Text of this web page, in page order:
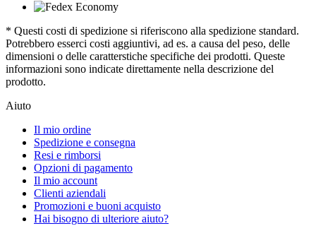
* Questi costi di spedizione si riferiscono alla spedizione standard.
Potrebbero esserci costi aggiuntivi, ad es. a causa del peso, delle
dimensioni o delle caratterstiche specifiche dei prodotti. Queste
informazioni sono indicate direttamente nella descrizione del
prodotto.
Aiuto
Il mio ordine
Spedizione e consegna
Resi e rimborsi
Opzioni di pagamento
Il mio account
Clienti aziendali
Promozioni e buoni acquisto
Hai bisogno di ulteriore aiuto?